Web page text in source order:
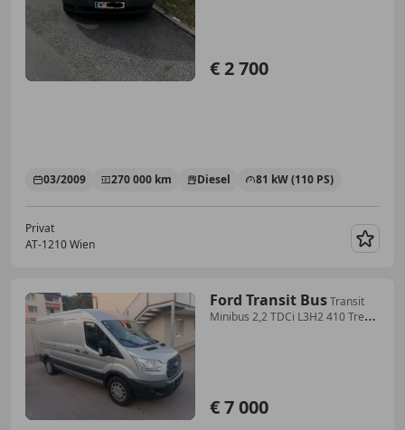
€ 2 700
03/2009 270 000 km Diesel 81 kW (110 PS)
Privat
AT-1210 Wien
Ford Transit BusTransit
Minibus 2,2 TDCi L3H2 410 Trend
€ 7 000